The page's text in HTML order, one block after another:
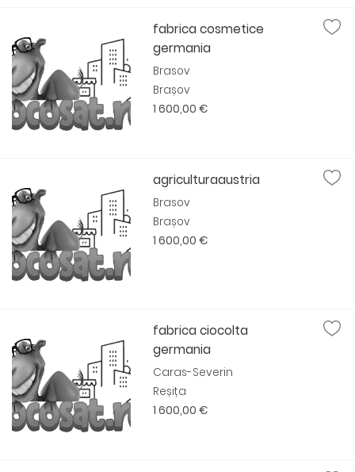
fabrica cosmetice
germania
Brasov
Brașov
1 600,00 €
agriculturaaustria
Brasov
Brașov
1 600,00 €
fabrica ciocolta
germania
Caras-Severin
Reșița
1 600,00 €